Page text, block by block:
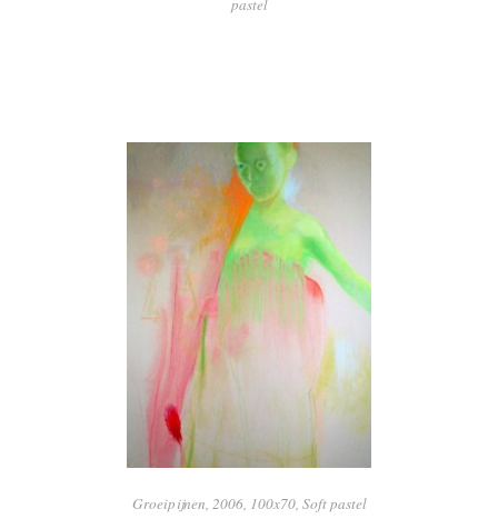
Groeipijnen, 2006, 100x70, Soft pastel